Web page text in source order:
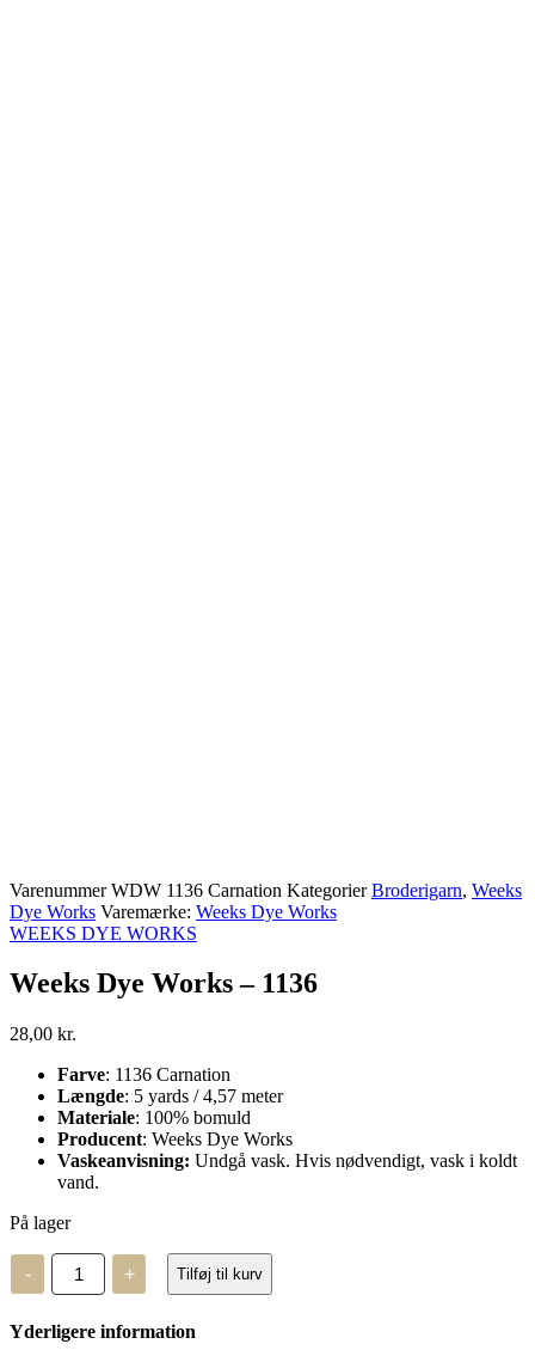
VarenummerWDW 1136 Carnation Kategorier Broderigarn, Weeks
Dye Works Varemærke: Weeks Dye Works
WEEKS DYE WORKS
Weeks Dye Works – 1136
28,00 kr.
Farve: 1136 Carnation
Længde: 5 yards / 4,57 meter
Materiale: 100% bomuld
Producent: Weeks Dye Works
Vaskeanvisning: Undgå vask. Hvis nødvendigt, vask i koldt
vand.
På lager
-
Weeks
Dye
Works
1136
+ Tilføj til kurv
Yderligere information